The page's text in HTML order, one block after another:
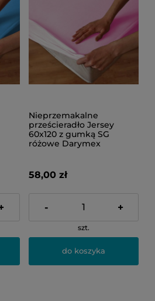
Nieprzemakalne
prześcieradło Jersey
60x120 z gumką SG
różowe Darymex
58,00 zł
- +
szt.
do koszyka